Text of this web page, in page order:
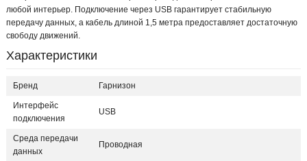
любой интерьер. Подключение через USB гарантирует стабильную
передачу данных, а кабель длиной 1,5 метра предоставляет достаточную
свободу движений.
Характеристики
Бренд Гарнизон
Интерфейс
подключения
USB
Среда передачи
данных
Проводная